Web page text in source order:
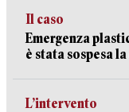
Il caso
Emergenza
è stata sospesa
L’intervento